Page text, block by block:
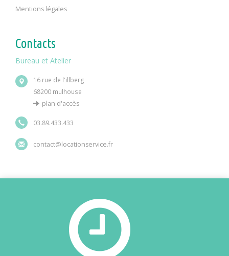
Mentions légales
Contacts
Bureau et Atelier
16 rue de l'illberg
68200 mulhouse
plan d'accès
03.89.433.433
contact@locationservice.fr